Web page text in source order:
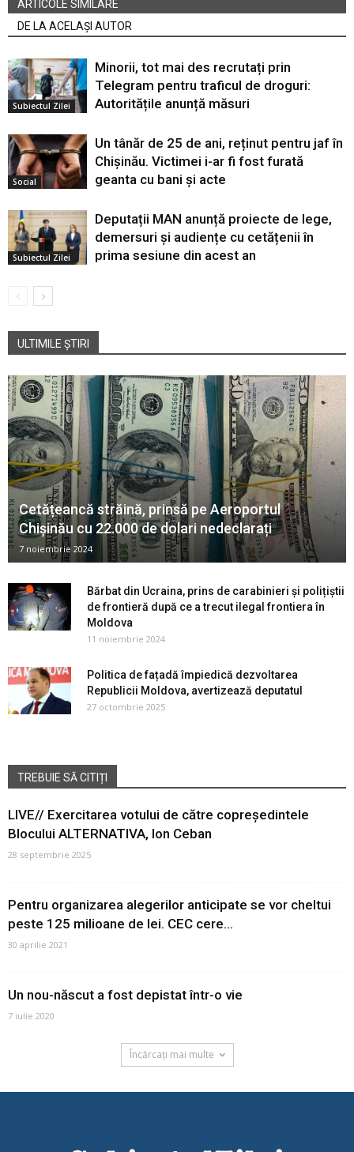
ARTICOLE SIMILARE
DE LA ACELAȘI AUTOR
Subiectul Zilei
Minorii, tot mai des recrutați prin
Telegram pentru traficul de droguri:
Autoritățile anunță măsuri
Social
Un tânăr de 25 de ani, reținut pentru jaf în
Chișinău. Victimei i-ar fi fost furată
geanta cu bani și acte
Subiectul Zilei
Deputații MAN anunță proiecte de lege,
demersuri și audiențe cu cetățenii în
prima sesiune din acest an
ULTIMILE ȘTIRI
Cetățeancă străină, prinsă pe Aeroportul
Chișinău cu 22.000 de dolari nedeclarați
7 noiembrie 2024
Bărbat din Ucraina, prins de carabinieri și polițiștii
de frontieră după ce a trecut ilegal frontiera în
Moldova
11 noiembrie 2024
Politica de fațadă împiedică dezvoltarea
Republicii Moldova, avertizează deputatul
27 octombrie 2025
TREBUIE SĂ CITIȚI
LIVE// Exercitarea votului de către copreședintele
Blocului ALTERNATIVA, Ion Ceban
28 septembrie 2025
Pentru organizarea alegerilor anticipate se vor cheltui
peste 125 milioane de lei. CEC cere...
30 aprilie 2021
Un nou-născut a fost depistat într-o vie
7 iulie 2020
Încărcați mai multe